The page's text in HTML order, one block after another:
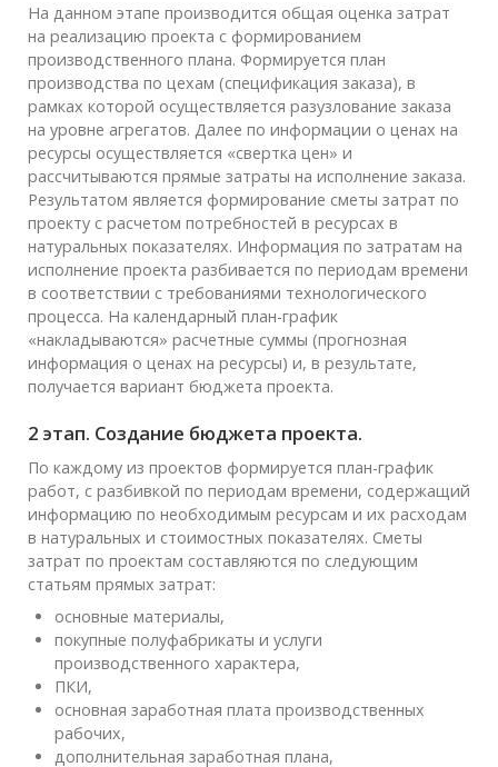
На данном этапе производится общая оценка затрат
на реализацию проекта с формированием
производственного плана. Формируется план
производства по цехам (спецификация заказа), в
рамках которой осуществляется разузлование заказа
на уровне агрегатов. Далее по информации о ценах на
ресурсы осуществляется «свертка цен» и
рассчитываются прямые затраты на исполнение заказа.
Результатом является формирование сметы затрат по
проекту с расчетом потребностей в ресурсах в
натуральных показателях. Информация по затратам на
исполнение проекта разбивается по периодам времени
в соответствии с требованиями технологического
процесса. На календарный план-график
«накладываются» расчетные суммы (прогнозная
информация о ценах на ресурсы) и, в результате,
получается вариант бюджета проекта.
2 этап. Создание бюджета проекта.
По каждому из проектов формируется план-график
работ, с разбивкой по периодам времени, содержащий
информацию по необходимым ресурсам и их расходам
в натуральных и стоимостных показателях. Сметы
затрат по проектам составляются по следующим
статьям прямых затрат:
основные материалы,
покупные полуфабрикаты и услуги
производственного характера,
ПКИ,
основная заработная плата производственных
рабочих,
дополнительная заработная плана,